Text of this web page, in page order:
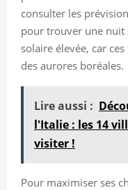
consulter les
pour trouver une nuit
solaire élevée, car
des aurores boréales.
Lire aussi :
l'Italie : les 14
visiter !
Pour maximiser ses